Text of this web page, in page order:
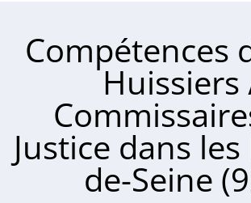
Compétences
Huissiers
Justice dans
de-Seine